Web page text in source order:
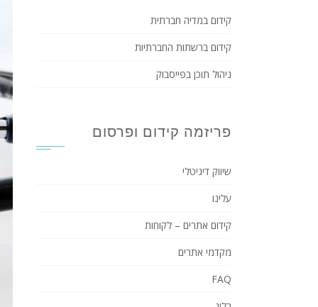
קידום במדיה חברתית
קידום ברשתות החברתיות
ניהול תוכן בפייסבוק
פריזמה קידום ופרסום
שיווק דיגיטלי
עלינו
קידום אתרים – לקוחות
מקדמי אתרים
FAQ